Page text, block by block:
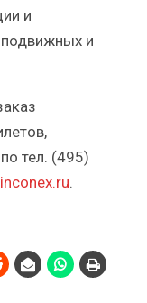
и
подвижных и
тел. (495)
.